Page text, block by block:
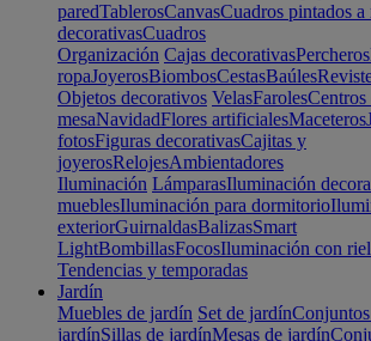
paredTablerosCanvasCuadros pintados a
decorativasCuadros
Organización Cajas decorativasPercheros
ropaJoyerosBiombosCestasBaúles
Objetos decorativos VelasFarolesCentros
mesaNavidadFlores artificialesMaceteros
fotosFiguras decorativasCajitas y
joyerosRelojesAmbientadores
Iluminación LámparasIluminación
mueblesIluminación para dormitorio
exteriorGuirnaldasBalizasSmart
LightBombillasFocosIluminación con
Tendencias y temporadas
Jardín
Muebles de jardín Set de jardín
jardínSillas de jardínMesas de jardín